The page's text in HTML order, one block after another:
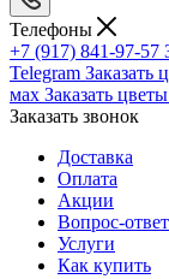
Телефоны
+7 (917) 841-97-57
Telegram Заказать
мах Заказать
Заказать звонок
Доставка
Оплата
Акции
Вопрос-ответ
Услуги
Как купить